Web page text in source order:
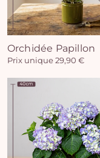
Orchidée Papillon
Prix unique 29,90 €